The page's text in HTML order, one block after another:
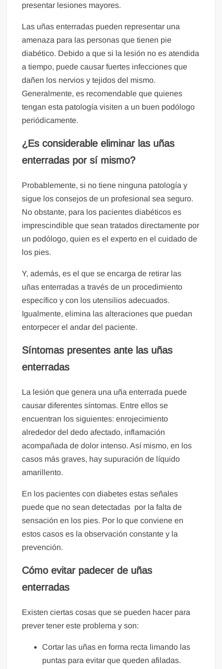
presentar lesiones mayores.
Las uñas enterradas pueden representar una
amenaza para las personas que tienen pie
diabético. Debido a que si la lesión no es atendida
a tiempo, puede causar fuertes infecciones que
dañen los nervios y tejidos del mismo.
Generalmente, es recomendable que quienes
tengan esta patología visiten a un buen podólogo
periódicamente.
¿Es considerable eliminar las uñas
enterradas por sí mismo?
Probablemente, si no tiene ninguna patología y
sigue los consejos de un profesional sea seguro.
No obstante, para los pacientes diabéticos es
imprescindible que sean tratados directamente por
un podólogo, quien es el experto en el cuidado de
los pies.
Y, además, es el que se encarga de retirar las
uñas enterradas a través de un procedimiento
específico y con los utensilios adecuados.
Igualmente, elimina las alteraciones que puedan
entorpecer el andar del paciente.
Síntomas presentes ante las uñas
enterradas
La lesión que genera una uña enterrada puede
causar diferentes síntomas. Entre ellos se
encuentran los siguientes: enrojecimiento
alrededor del dedo afectado, inflamación
acompañada de dolor intenso. Así mismo, en los
casos más graves, hay supuración de líquido
amarillento.
En los pacientes con diabetes estas señales
puede que no sean detectadas por la falta de
sensación en los pies. Por lo que conviene en
estos casos es la observación constante y la
prevención.
Cómo evitar padecer de uñas
enterradas
Existen ciertas cosas que se pueden hacer para
prever tener este problema y son:
Cortar las uñas en forma recta limando las
puntas para evitar que queden afiladas.